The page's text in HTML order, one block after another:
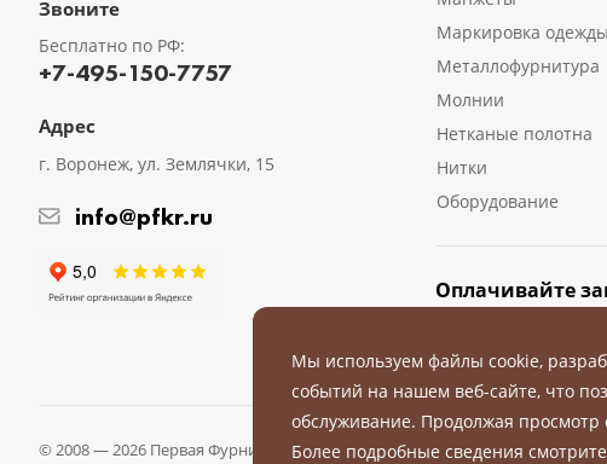
Звоните
Бесплатно по РФ:
+7-495-150-7757
Адрес
г. Воронеж, ул. Землячки, 15
info@pfkr.ru
Маркировка одежды
Металлофурнитура
Молнии
Нетканые полотна
Нитки
Оборудование
Оплачивайте
© 2008 — 2026 Первая Фурнитурная Компания.Все права защищены.
Мы используем файлы cookie,
событий на нашем веб-сайте, что
обслуживание. Продолжая просмотр
Более подробные сведения